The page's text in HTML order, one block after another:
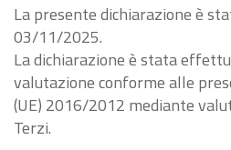
La presente dichiarazione è
03/11/2025.
La dichiarazione è stata
valutazione conforme alle
(UE) 2016/2012 mediante
Terzi.